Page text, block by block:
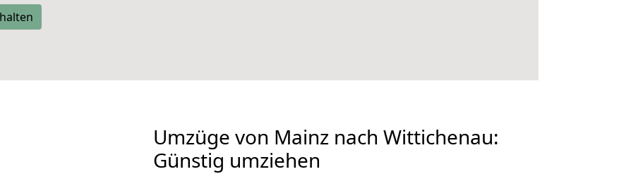
Umzüge von Mainz nach Wittichenau:
Günstig umziehen